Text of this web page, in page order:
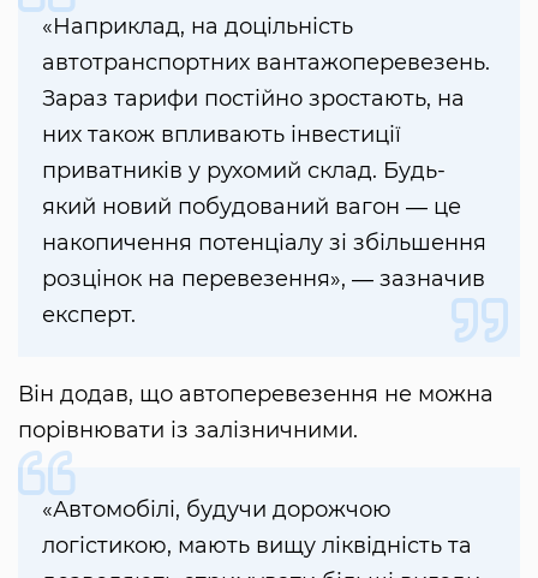
«Наприклад, на доцільність
автотранспортних вантажоперевезень.
Зараз тарифи постійно зростають, на
них також впливають інвестиції
приватників у рухомий склад. Будь-
який новий побудований вагон ― це
накопичення потенціалу зі збільшення
розцінок на перевезення», ― зазначив
експерт.
Він додав, що автоперевезення не можна
порівнювати із залізничними.
«Автомобілі, будучи дорожчою
логістикою, мають вищу ліквідність та